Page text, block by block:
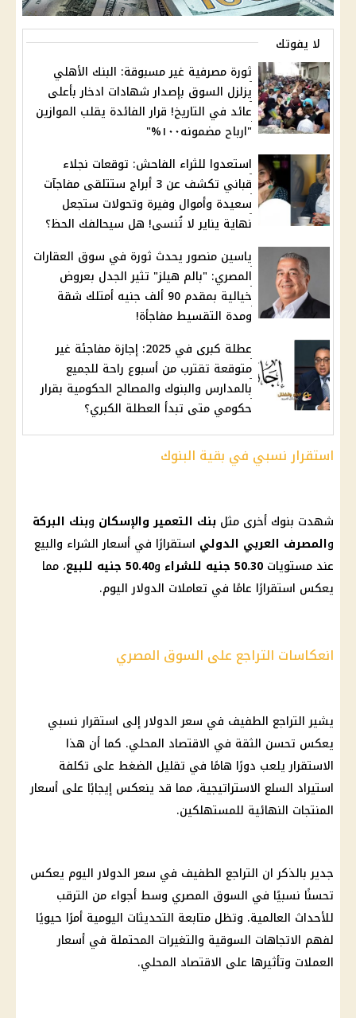
لا يفوتك
ثورة مصرفية غير مسبوقة: البنك الأهلي
يزلزل السوق بإصدار شهادات ادخار بأعلى
عائد في التاريخ! قرار الفائدة يقلب الموازين
"ارباح مضمونه١٠٠%"
استعدوا للثراء الفاحش: توقعات نجلاء
قباني تكشف عن 3 أبراج ستتلقى مفاجآت
سعيدة وأموال وفيرة وتحولات ستجعل
نهاية يناير لا تُنسى! هل سيحالفك الحظ؟
ياسين منصور يحدث ثورة في سوق العقارات
المصري: "بالم هيلز" تثير الجدل بعروض
خيالية بمقدم 90 ألف جنيه أمتلك شقة
ومدة التقسيط مفاجأة!
عطلة كبرى في 2025: إجازة مفاجئة غير
متوقعة تقترب من أسبوع راحة للجميع
بالمدارس والبنوك والمصالح الحكومية بقرار
حكومي متى تبدأ العطلة الكبري؟
استقرار نسبي في بقية البنوك
شهدت بنوك أخرى مثل بنك التعمير والإسكان وبنك البركة
والمصرف العربي الدولي استقرارًا في أسعارالشراء والبيع
عند مستويات 50.30 جنيه للشراء و50.40 جنيه للبيع
، مما
يعكس استقرارًا عامًا في تعاملات الدولار اليوم.
انعكاسات التراجع على السوق المصري
يشير التراجع الطفيف في سعر الدولارإلى استقرار نسبي
يعكس تحسن الثقة في الاقتصاد المحلي. كما أن هذا
الاستقرار يلعب دورًا هامًا في تقليل الضغط على تكلفة
استيراد السلع الاستراتيجية، مما قد ينعكس إيجابًا على أسعار
المنتجات النهائية للمستهلكين.
جدير بالذكر ان التراجع الطفيف في سعر الدولار اليوم يعكس
تحسنًا نسبيًا في السوق المصري وسط أجواء من الترقب
للأحداث العالمية. وتظل متابعة التحديثات اليومية أمرًا حيويًا
لفهم الاتجاهات السوقية والتغيرات المحتملة في أسعار
العملات وتأثيرها على الاقتصاد المحلي.